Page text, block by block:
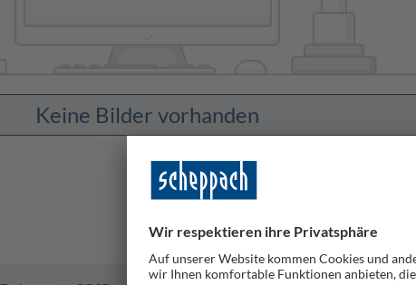
Keine Bilder vorhanden